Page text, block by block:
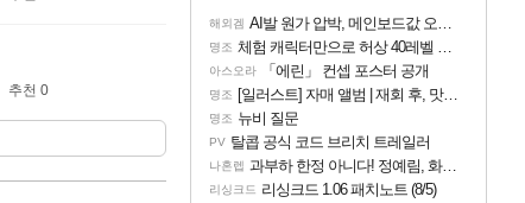
추천 0
해외겜 AI발 원가 압박, 메인보드값 오르나
명조 체험 캐릭터만으로 허상 40레벨 하이와티아 5분 컷!｜에이메스·린네·모니에 명함
아스오라 「에린」 컨셉 포스터 공개
명조 [일러스트] 자매 앨범 | 재회 후, 맛집에서
명조 뉴비 질문
PV 탈콥 공식 코드 브리치 트레일러
나혼렙 과부하 한정 아니다! 정예림, 화속성 서포터 세대 교체
리싱크드 리싱크드 1.06 패치노트 (8/5)